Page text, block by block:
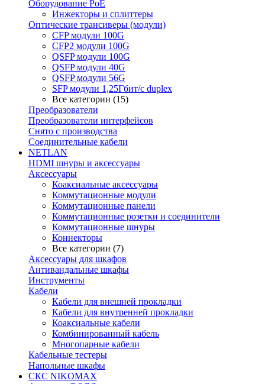
Оборудование PoE
Инжекторы и сплиттеры
Оптические трансиверы (модули)
CFP модули 100G
CFP2 модули 100G
QSFP модули 100G
QSFP модули 40G
QSFP модули 56G
SFP модули 1,25Гбит/с duplex
Все категории (15)
Преобразователи
Преобразователи интерфейсов
Снято с производства
Соединительные кабели
NETLAN
HDMI шнуры и аксессуары
Аксессуары
Коаксиальные аксессуары
Коммутационные модули
Коммутационные панели
Коммутационные розетки и соединители
Коммутационные шнуры
Коннекторы
Все категории (7)
Аксессуары для шкафов
Антивандальные шкафы
Инструменты
Кабели
Кабели для внешней прокладки
Кабели для внутренней прокладки
Коаксиальные кабели
Комбинированный кабель
Многопарные кабели
Кабельные тестеры
Напольные шкафы
СКС NIKOMAX